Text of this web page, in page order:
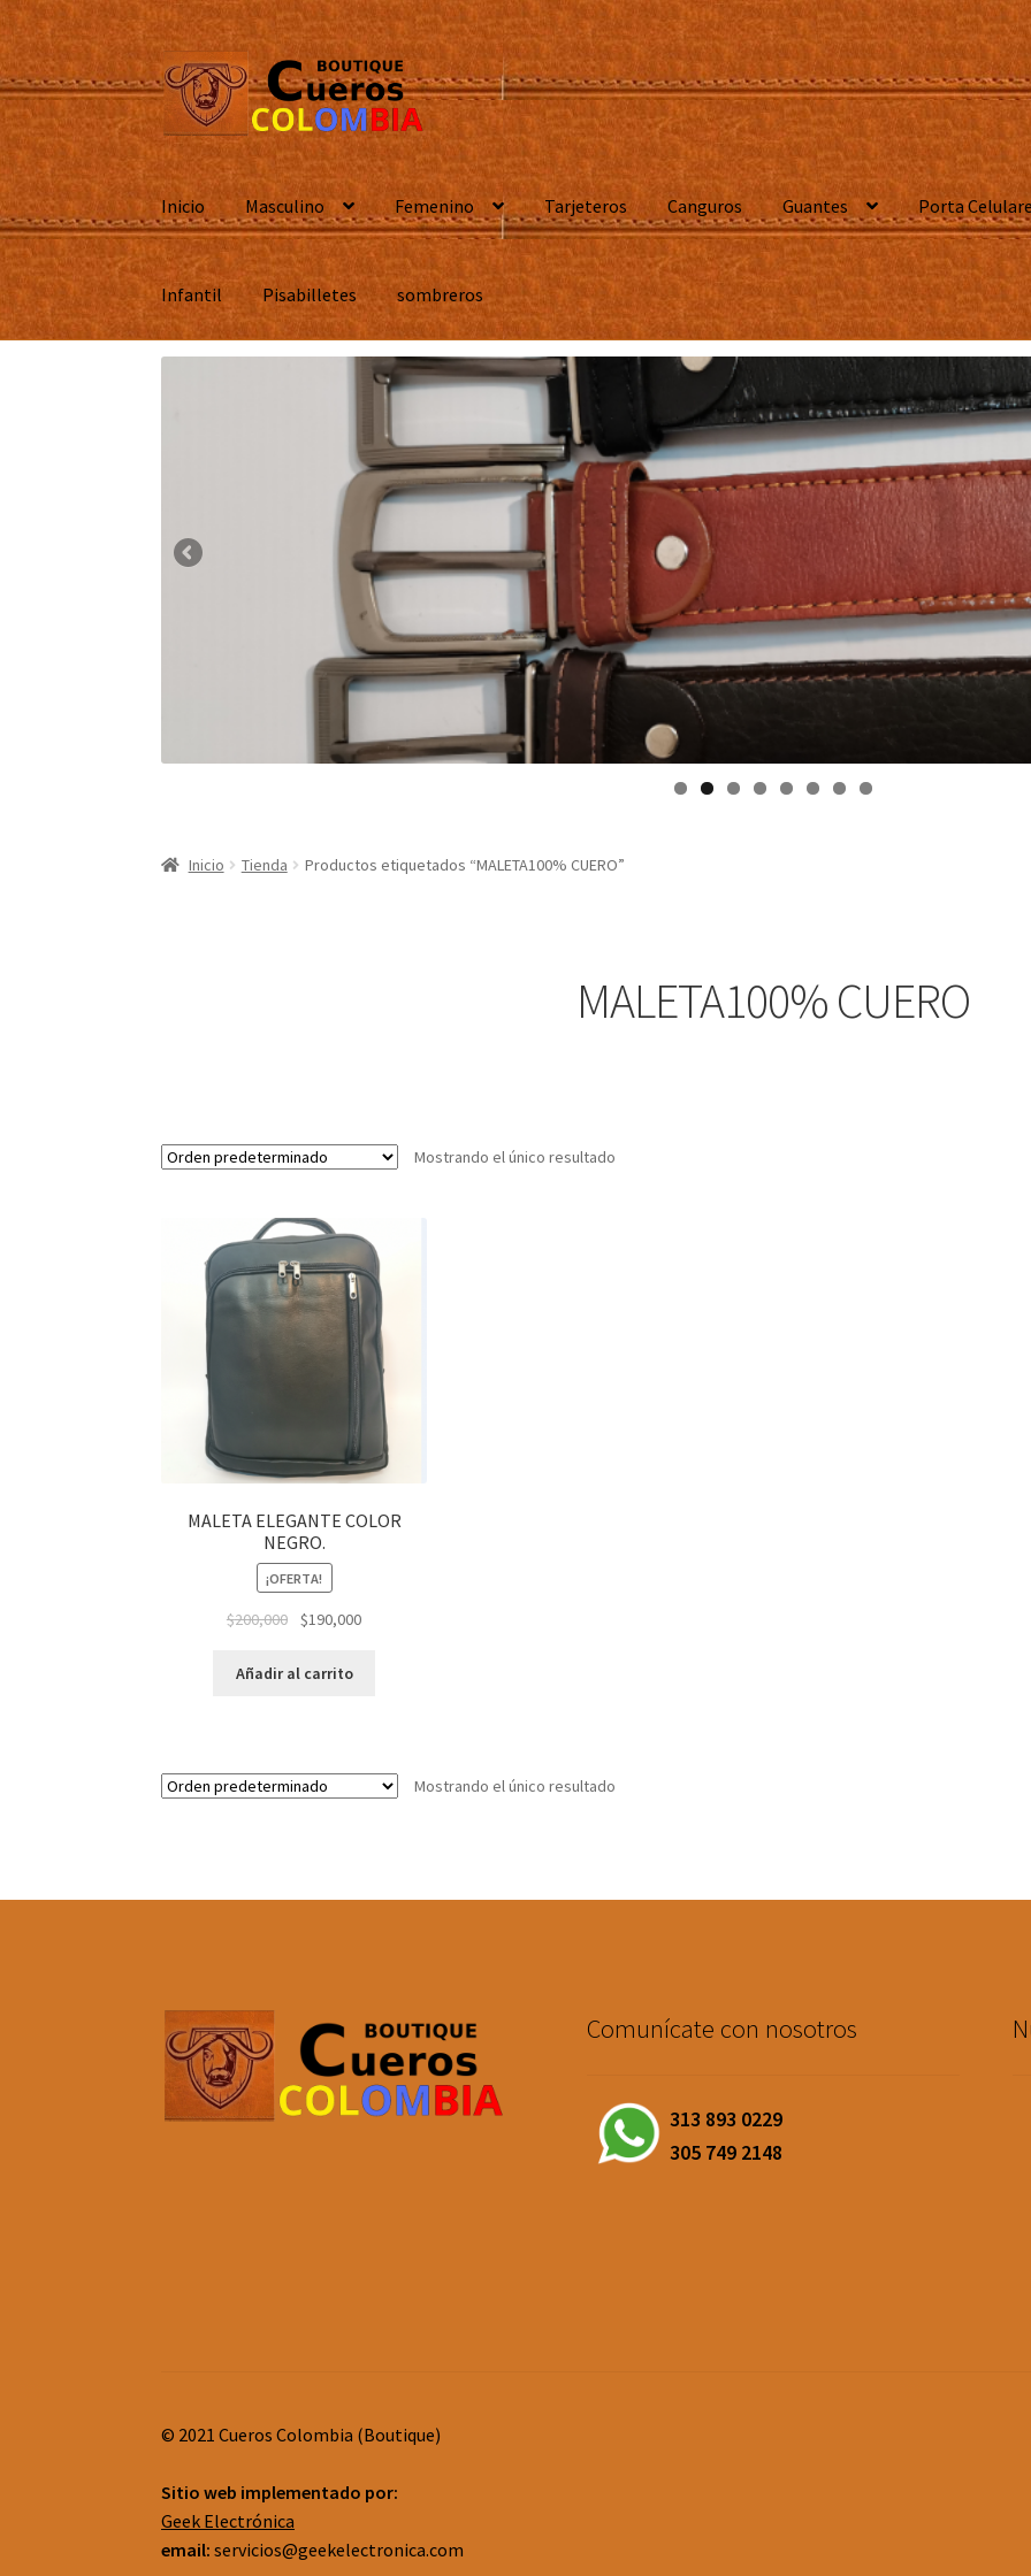
Ir
a
la
navegación
Ir
al
contenido
Inicio Masculino Femenino Tarjeteros Canguros Guantes Porta
Infantil Pisabilletes sombreros
Inicio Tienda Productos etiquetados “MALETA100% CUERO”
MALETA100% CUERO
Mostrando el único resultado
MALETA ELEGANTE COLOR
NEGRO.
¡OFERTA!
$200,000
original
$190,000El
Añadir al carrito
Mostrando el único resultado
Comunícate con nosotros
313 893 0229
305 749 2148
© 2021 Cueros Colombia (Boutique)
Sitio web implementado por:
Geek Electrónica
email: servicios@geekelectronica.com